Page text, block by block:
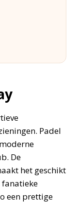
Padel
De
het geschikt
fanatieke
een prettige